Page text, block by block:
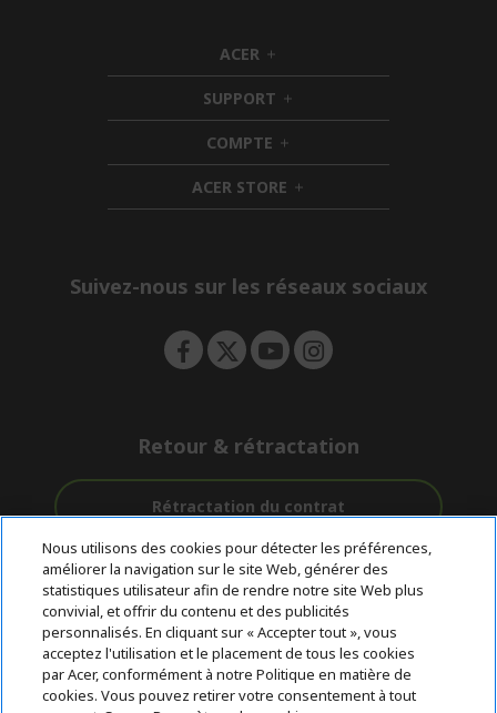
ACER h
i
d
d
e
n
SUPPORT h
i
d
d
e
n
COMPTE h
i
d
d
ACER STORE h
i
e
Suivez-nous sur les réseaux sociaux
Retour & rétractation
Rétractation du contrat
Livraison
Gratuite
Accompagnement
avant et après-
vente
Avec 0%
D'intérêt
© 2026 Acer Inc.
CPYou BV est le revendeur et marchand agréé pour les produits et
services proposés au sein de ce magasin.
Nous utilisons des cookies pour détecter les préférences,
améliorer la navigation sur le site Web, générer des
statistiques utilisateur afin de rendre notre site Web plus
convivial, et offrir du contenu et des publicités
personnalisés. En cliquant sur « Accepter tout », vous
acceptez l'utilisation et le placement de tous les cookies
par Acer, conformément à notre Politique en matière de
cookies. Vous pouvez retirer votre consentement à tout